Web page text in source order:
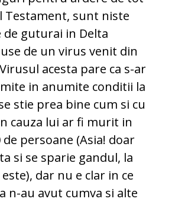
Testament, sunt niste
guturai in Delta
de un virus venit din
acesta pare ca s-ar
in anumite conditii la
stie prea bine cum si cu
cauza lui ar fi murit in
de persoane (Asia! doar
si se sparie gandul, la
dar nu e clar in ce
n-au avut cumva si alte